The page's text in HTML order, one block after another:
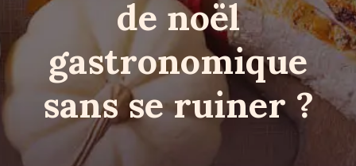
de noël
gastronomique
sans se ruiner ?